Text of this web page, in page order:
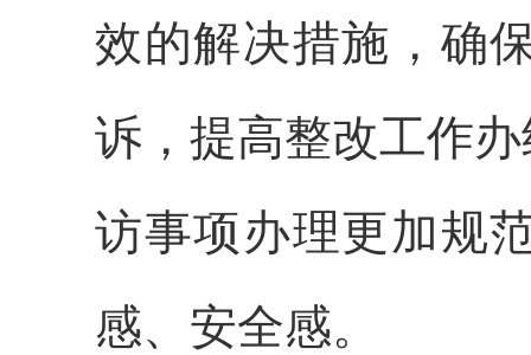
效的解决措施，确
诉，提高整改工作
访事项办理更加规
感、安全感。